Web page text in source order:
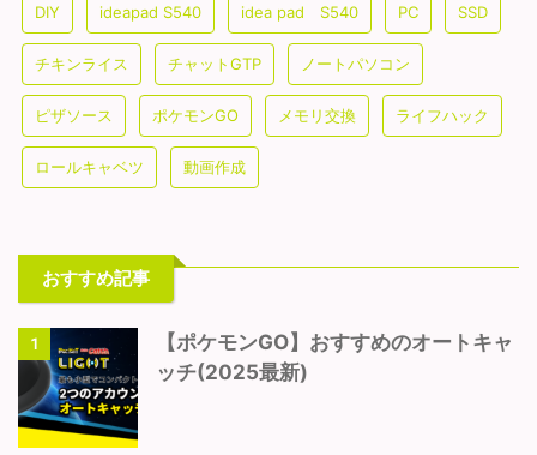
DIY ideapad S540 idea pad S540 PC SSD
チキンライス チャットGTP ノートパソコン
ピザソース ポケモンGO メモリ交換 ライフハック
ロールキャベツ 動画作成
おすすめ記事
1
【ポケモンGO】おすすめのオートキャ
ッチ(2025最新)